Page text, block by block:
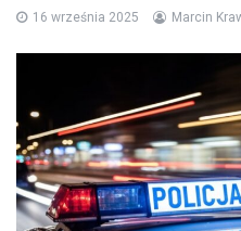
16 września 2025 Marcin